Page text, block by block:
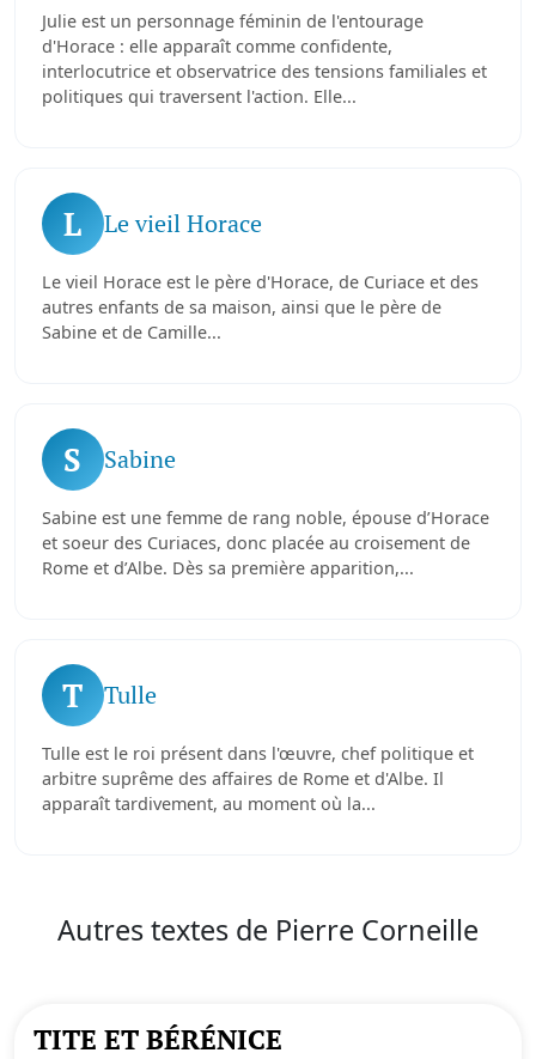
Julie est un personnage féminin de l'entourage
d'Horace : elle apparaît comme confidente,
interlocutrice et observatrice des tensions familiales et
politiques qui traversent l'action. Elle...
L Le vieil Horace
Le vieil Horace est le père d'Horace, de Curiace et des
autres enfants de sa maison, ainsi que le père de
Sabine et de Camille...
S Sabine
Sabine est une femme de rang noble, épouse d’Horace
et soeur des Curiaces, donc placée au croisement de
Rome et d’Albe. Dès sa première apparition,...
T Tulle
Tulle est le roi présent dans l'œuvre, chef politique et
arbitre suprême des affaires de Rome et d'Albe. Il
apparaît tardivement, au moment où la...
Autres textes de Pierre Corneille
TITE ET BÉRÉNICE